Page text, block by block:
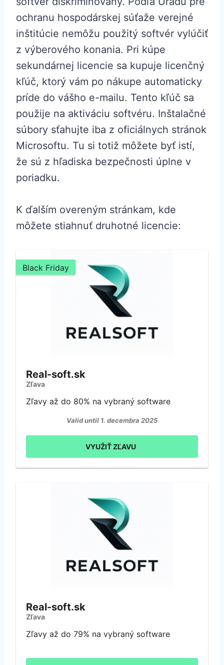
ochranu hospodárskej súťaže verejné
inštitúcie nemôžu použitý softvér vylúčiť
z výberového konania. Pri kúpe
sekundárnej licencie sa kupuje licenčný
kľúč, ktorý vám po nákupe automaticky
príde do vášho e-mailu. Tento kľúč sa
použije na aktiváciu softvéru. Inštalačné
súbory sťahujte iba z oficiálnych stránok
Microsoftu. Tu si totiž môžete byť istí,
že sú z hľadiska bezpečnosti úplne v
poriadku.
K ďalším overeným stránkam, kde
môžete stiahnuť druhotné licencie:
Black Friday
Real-soft.sk
Zľava
Zľavy až do 80% na vybraný software
Valid until 1. decembra 2025
VYUŽIŤ ZĽAVU
Real-soft.sk
Zľava
Zľavy až do 79% na vybraný software